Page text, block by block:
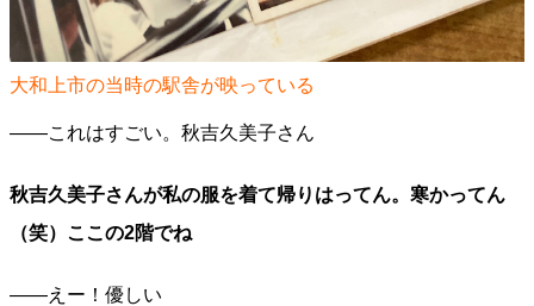
大和上市の当時の駅舎が映っている
――これはすごい。秋吉久美子さん
秋吉久美子さんが私の服を着て帰りはってん。寒かってん
（笑）ここの2階でね
――えー！優しい